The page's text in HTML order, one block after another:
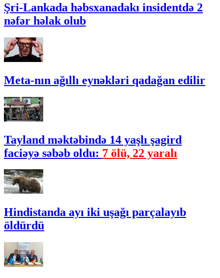
Şri-Lankada həbsxanadakı insidentdə 2
nəfər həlak olub
Meta-nın ağıllı eynəkləri qadağan edilir
Tayland məktəbində 14 yaşlı şagird
faciəyə səbəb oldu: 7 ölü, 22 yaralı
Hindistanda ayı iki uşağı parçalayıb
öldürdü